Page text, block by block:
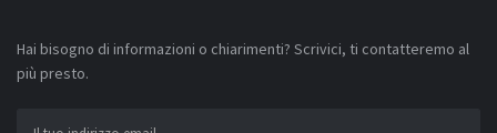
Hai bisogno di informazioni o chiarimenti? Scrivici, ti contatteremo al
più presto.